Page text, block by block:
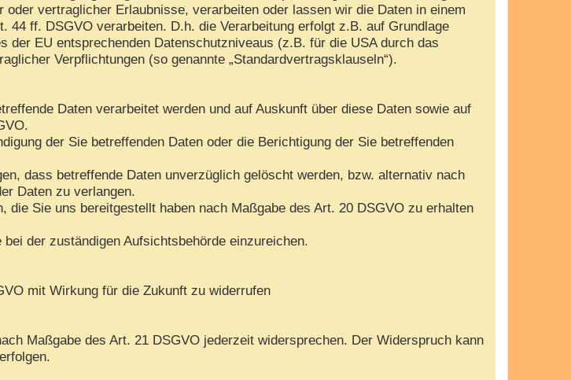
vertraglicher Erlaubnisse, verarbeiten oder lassen wir die Daten in einem
44 ff. DSGVO verarbeiten. D.h. die Verarbeitung erfolgt z.B. auf Grundlage
EU entsprechenden Datenschutzniveaus (z.B. für die USA durch das
Verpflichtungen (so genannte „Standardvertragsklauseln“).
Daten verarbeitet werden und auf Auskunft über diese Daten sowie auf
der Sie betreffenden Daten oder die Berichtigung der Sie betreffenden
dass betreffende Daten unverzüglich gelöscht werden, bzw. alternativ nach
Daten zu verlangen.
Sie uns bereitgestellt haben nach Maßgabe des Art. 20 DSGVO zu erhalten
der zuständigen Aufsichtsbehörde einzureichen.
mit Wirkung für die Zukunft zu widerrufen
Maßgabe des Art. 21 DSGVO jederzeit widersprechen. Der Widerspruch kann